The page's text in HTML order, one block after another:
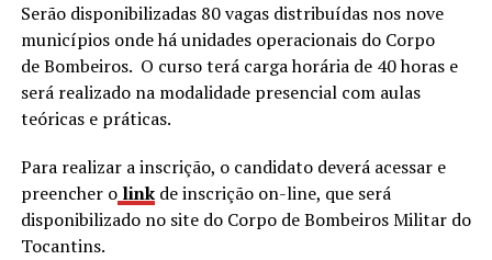
Serão disponibilizadas 80 vagas distribuídas nos nove
municípios onde há unidades operacionais do Corpo
de Bombeiros. O curso terá carga horária de 40 horas e
será realizado na modalidade presencial com aulas
teóricas e práticas.
Para realizar a inscrição, o candidato deverá acessar e
preencher o linkde inscrição on-line, que será
disponibilizado no site do Corpo de Bombeiros Militar do
Tocantins.